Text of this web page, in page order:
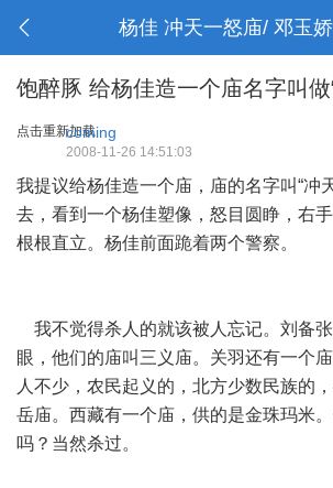
杨佳 冲天一怒庙/ 邓玉
饱醉豚 给杨佳造一个庙名字叫做
点击重新加载
coming
2008-11-26 14:51:03
我提议给杨佳造一个庙，庙的名字叫“冲
去，看到一个杨佳塑像，怒目圆睁，右
根根直立。杨佳前面跪着两个警察。
我不觉得杀人的就该被人忘记。刘备
眼，他们的庙叫三义庙。关羽还有一个
人不少，农民起义的，北方少数民族的
岳庙。西藏有一个庙，供的是金珠玛米
吗？当然杀过。